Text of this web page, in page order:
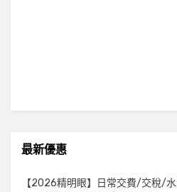
最新優惠
【2026精明眼】日常交費/交稅/水